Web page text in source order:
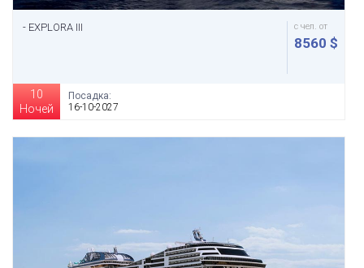
- EXPLORA III с чел. от
8560 $
10
Ночей
Посадка:
16-10-2027